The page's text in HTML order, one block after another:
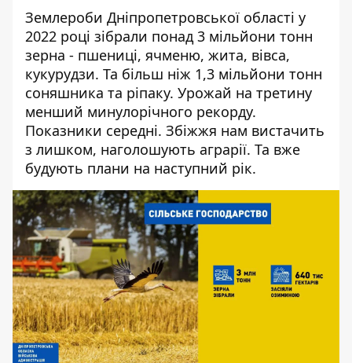
Землероби Дніпропетровської області у
2022 році зібрали понад 3 мільйони тонн
зерна - пшениці, ячменю, жита, вівса,
кукурудзи. Та більш ніж 1,3 мільйони тонн
соняшника та ріпаку. Урожай на третину
менший минулорічного рекорду.
Показники середні. Збіжжя нам вистачить
з лишком, наголошують аграрії. Та вже
будують плани на наступний рік.